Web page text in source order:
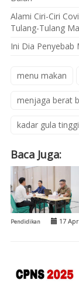
Alami Ciri-Ciri
Tulang-Tulang
Ini Dia Penyebab
menu makan
menjaga berat
kadar gula tinggi
Baca Juga:
Pendidikan 17